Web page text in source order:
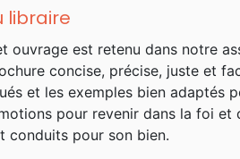
libraire
ouvrage est retenu dans notre
concise, précise, juste et
et les exemples bien adaptés
pour revenir dans la foi et
conduits pour son bien.